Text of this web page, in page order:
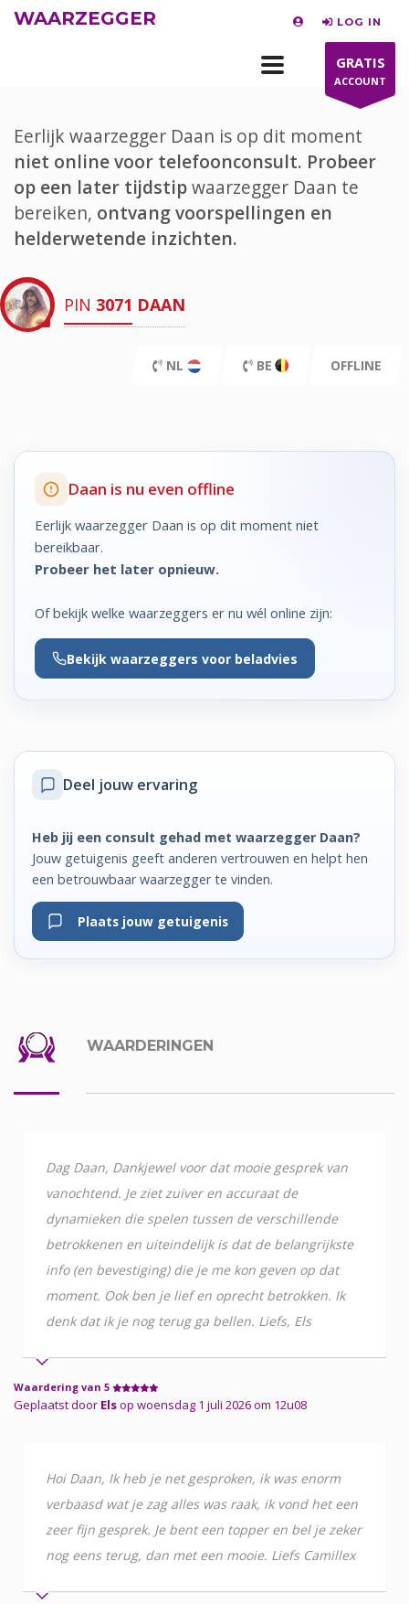
WAARZEGGER LOG IN
GRATIS
ACCOUNT
Eerlijk waarzegger Daan is op dit moment
niet online voor telefoonconsult. Probeer
op een later tijdstipwaarzegger Daan te
bereiken, ontvang voorspellingen en
helderwetende inzichten.
PIN 3071 DAAN
NL BE OFFLINE
Daan is nu even offline
Eerlijk waarzegger Daan is op dit moment niet
bereikbaar.
Probeer het later opnieuw.
Of bekijk welke waarzeggers er nu wél online zijn:
Bekijk waarzeggers voor beladvies
Deel jouw ervaring
Heb jij een consult gehad met waarzegger Daan?
Jouw getuigenis geeft anderen vertrouwen en helpt hen
een betrouwbaar waarzegger te vinden.
Plaats jouw getuigenis
WAARDERINGEN
Dag Daan, Dankjewel voor dat mooie gesprek van
vanochtend. Je ziet zuiver en accuraat de
dynamieken die spelen tussen de verschillende
betrokkenen en uiteindelijk is dat de belangrijkste
info (en bevestiging) die je me kon geven op dat
moment. Ook ben je lief en oprecht betrokken. Ik
denk dat ik je nog terug ga bellen. Liefs, Els
Waardering van 5
Geplaatst door Elsop woensdag 1 juli 2026 om 12u08
Hoi Daan, Ik heb je net gesproken, ik was enorm
verbaasd wat je zag alles was raak, ik vond het een
zeer fijn gesprek. Je bent een topper en bel je zeker
nog eens terug, dan met een mooie. Liefs Camillex